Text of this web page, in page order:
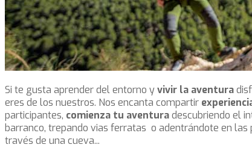
Si te gusta aprender del entorno yvivir la aventura
eres de los nuestros. Nos encanta compartir
participantes, comienza tu aventuradescubriendo el
barranco, trepando vias ferratas o adentrándote en las
través de una cueva...